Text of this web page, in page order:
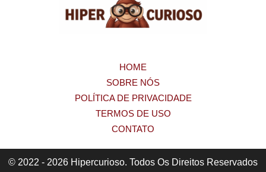
HOME
SOBRE NÓS
POLÍTICA DE PRIVACIDADE
TERMOS DE USO
CONTATO
© 2022 - 2026 Hipercurioso. Todos Os Direitos Reservados